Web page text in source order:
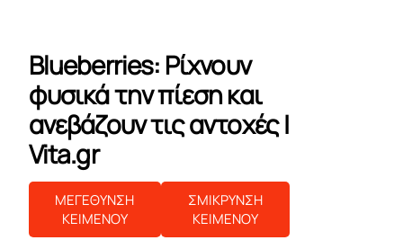
Blueberries: Ρίχνουν
φυσικά την πίεση και
ανεβάζουν τις αντοχές |
Vita.gr
ΜΕΓΕΘΥΝΣΗ
ΚΕΙΜΕΝΟΥ
ΣΜΙΚΡΥΝΣΗ
ΚΕΙΜΕΝΟΥ